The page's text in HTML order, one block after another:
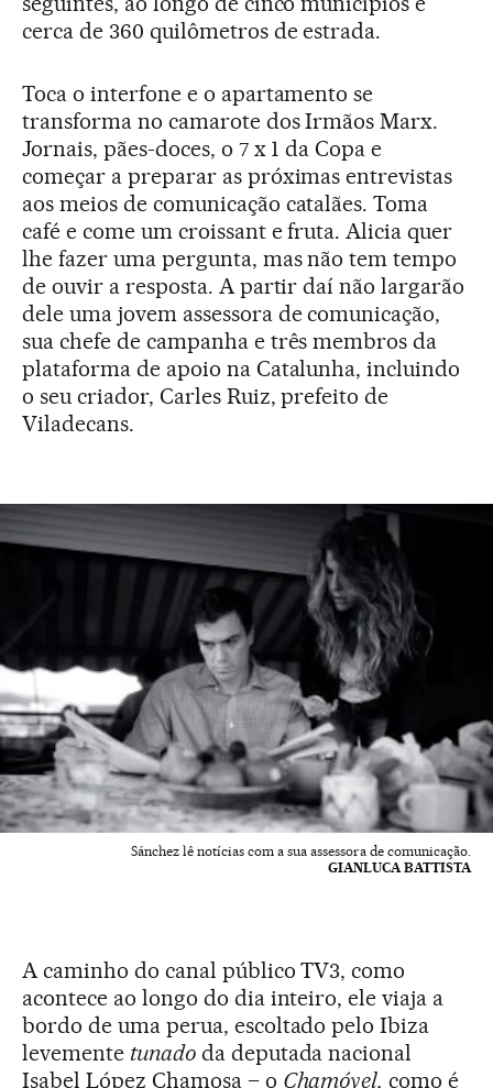
cerca de 360 quilômetros de estrada.
Toca o interfone e o apartamento se
transforma no camarote dos Irmãos Marx.
Jornais, pães-doces, o 7 x 1 da Copa e
começar a preparar as próximas entrevistas
aos meios de comunicação catalães. Toma
café e come um croissant e fruta. Alicia quer
lhe fazer uma pergunta, mas não tem tempo
de ouvir a resposta. A partir daí não largarão
dele uma jovem assessora de comunicação,
sua chefe de campanha e três membros da
plataforma de apoio na Catalunha, incluindo
o seu criador, Carles Ruiz, prefeito de
Viladecans.
Sánchez lê notícias com a sua assessora de comunicação.
GIANLUCA BATTISTA
A caminho do canal público TV3, como
acontece ao longo do dia inteiro, ele viaja a
bordo de uma perua, escoltado pelo Ibiza
levemente tunadoda deputada nacional
Isabel López Chamosa – o Chamóvel, como é